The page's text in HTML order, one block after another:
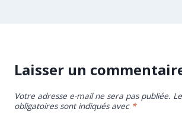
Laisser un
Votre adresse e-mail ne sera pas publiée.
obligatoires sont indiqués avec *